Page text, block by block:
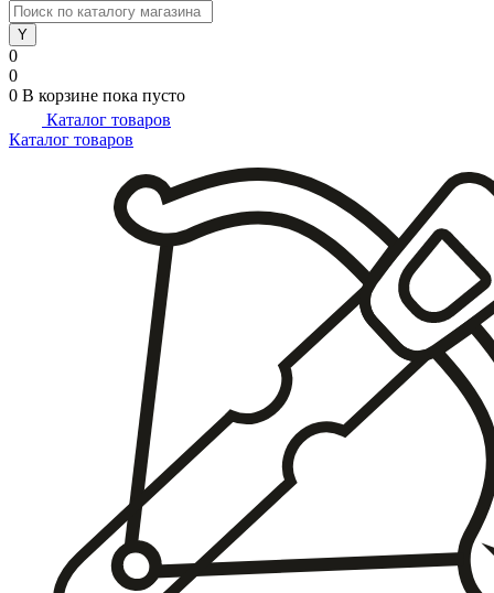
0
0
0 В корзине пока пусто
Каталог товаров
Каталог товаров